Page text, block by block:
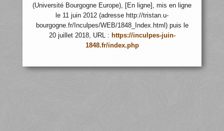
(Université Bourgogne Europe), [En ligne], mis en ligne
le 11 juin 2012 (adresse http://tristan.u-
bourgogne.fr/Inculpes/WEB/1848_Index.html) puis le
20 juillet 2018, URL : https://inculpes-juin-
1848.fr/index.php